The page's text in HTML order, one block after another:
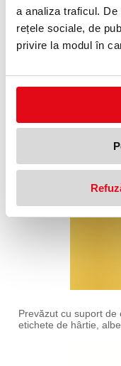
a analiza traficul.
rețele sociale, de
privire la modul în
Disponibile intr-o
sistematic, exact asa
Prevăzut cu suport
etichete de hârtie,